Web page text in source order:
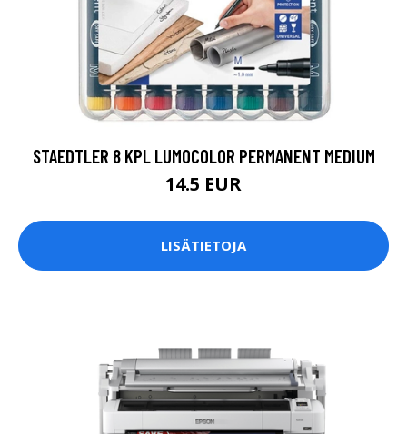
STAEDTLER 8 KPL LUMOCOLOR PERMANENT MEDIUM
14.5 EUR
LISÄTIETOJA